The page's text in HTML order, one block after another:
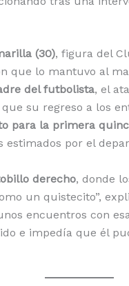
(30), figura del
que lo mantuvo al
del futbolista, el
su regreso a los
para la primera
por el
derecho, donde
un quistecito”,
encuentros con
e impedía que él